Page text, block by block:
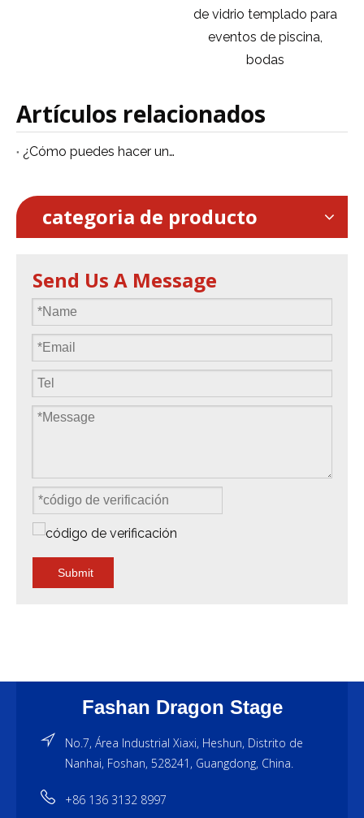
de vidrio templado para
eventos de piscina,
bodas
Artículos relacionados
¿Cómo puedes hacer un escenario de baile sobre la piscina?
categoria de producto
Send Us A Message
Submit
Fashan Dragon Stage
No.7, Área Industrial Xiaxi, Heshun, Distrito de
Nanhai, Foshan, 528241, Guangdong, China.
+86 136 3132 8997